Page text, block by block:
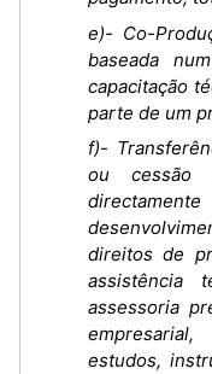
e)- Co-
baseada
capacitação
parte de um
f)-
ou cessão
direitos de
assistência
assessoria
estudos,